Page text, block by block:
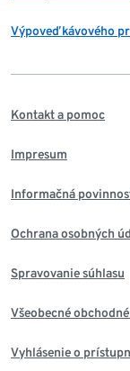
Výpoveď kávového
Kontakt a pomoc
Impresum
Informačná
Ochrana osobných
Spravovanie súhlasu
Všeobecné
Vyhlásenie o